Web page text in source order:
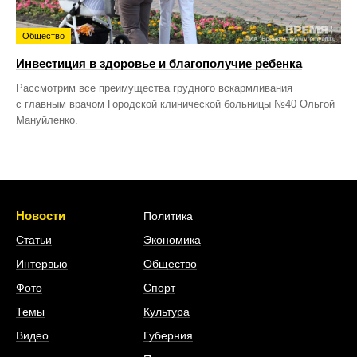
Общество
Инвестиция в здоровье и благополучие ребенка
Рассмотрим все преимущества грудного вскармливания
с главным врачом Городской клинической больницы №40 Ольгой
Мануйленко.
Новости
Статьи
Интервью
Фото
Темы
Видео
Политика
Экономика
Общество
Спорт
Культура
Губерния